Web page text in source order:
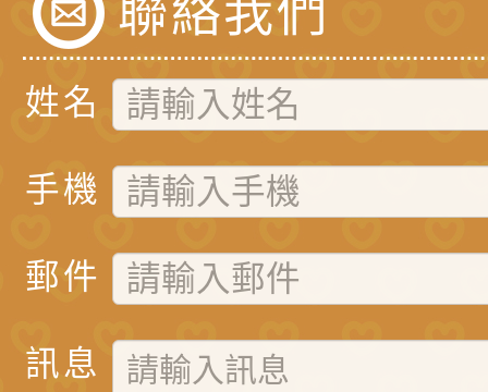
聯絡我們
姓名
手機
郵件
訊息